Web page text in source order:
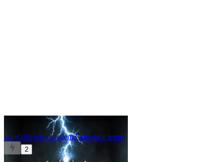
starebabyjebacpradem3 miesiące temu
2